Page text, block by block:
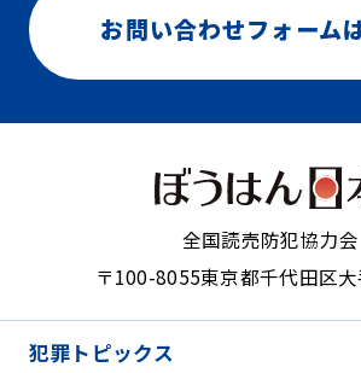
お問い合わせフォーム
全国読売防犯協力会
〒100-8055東京都千代田区
犯罪トピックス